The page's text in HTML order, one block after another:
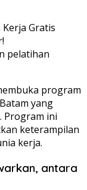
pelatihan
program
yang
Program ini
keterampilan
kerja.
antara